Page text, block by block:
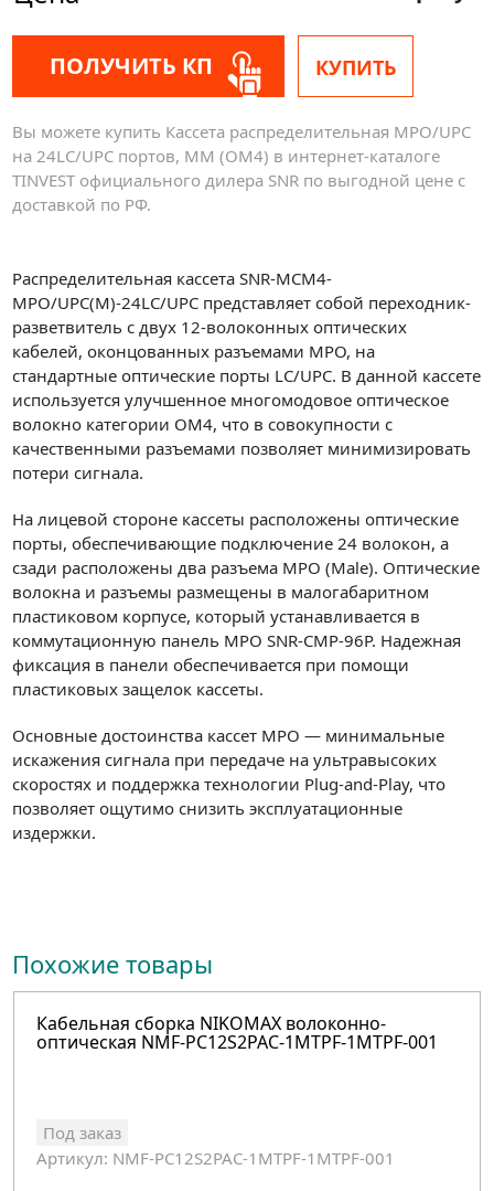
ПОЛУЧИТЬ КП КУПИТЬ
Вы можете купить Кассета распределительная MPO/UPC
на 24LC/UPC портов, MM (OM4) в интернет-каталоге
TINVEST официального дилера SNR по выгодной цене с
доставкой по РФ.
Распределительная кассета SNR-MCM4-
MPO/UPC(M)-24LC/UPC представляет собой переходник-
разветвитель с двух 12-волоконных оптических
кабелей, оконцованных разъемами MPO, на
стандартные оптические порты LC/UPC. В данной кассете
используется улучшенное многомодовое оптическое
волокно категории OM4, что в совокупности с
качественными разъемами позволяет минимизировать
потери сигнала.
На лицевой стороне кассеты расположены оптические
порты, обеспечивающие подключение 24 волокон, а
сзади расположены два разъема MPO (Male). Оптические
волокна и разъемы размещены в малогабаритном
пластиковом корпусе, который устанавливается в
коммутационную панель MPO SNR-CMP-96P. Надежная
фиксация в панели обеспечивается при помощи
пластиковых защелок кассеты.
Основные достоинства кассет MPO — минимальные
искажения сигнала при передаче на ультравысоких
скоростях и поддержка технологии Plug-and-Play, что
позволяет ощутимо снизить эксплуатационные
издержки.
Похожие товары
Кабельная сборка NIKOMAX волоконно-
оптическая NMF-PC12S2PAC-1MTPF-1MTPF-001
Под заказ
Артикул: NMF-PC12S2PAC-1MTPF-1MTPF-001